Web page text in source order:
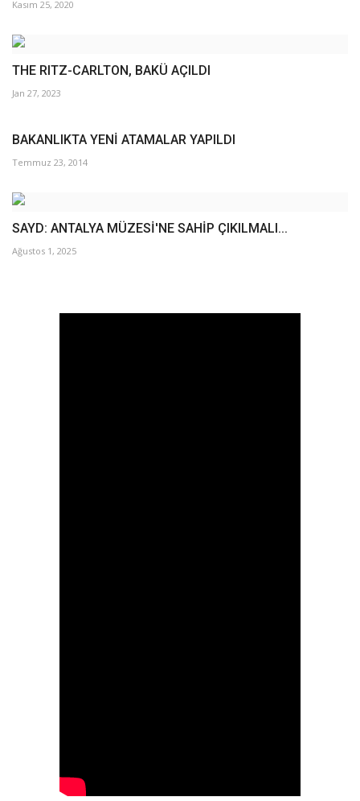
Kasım 25, 2020
THE RITZ-CARLTON, BAKÜ AÇILDI
Jan 27, 2023
BAKANLIKTA YENİ ATAMALAR YAPILDI
Temmuz 23, 2014
SAYD: ANTALYA MÜZESİ'NE SAHİP ÇIKILMALI...
Ağustos 1, 2025